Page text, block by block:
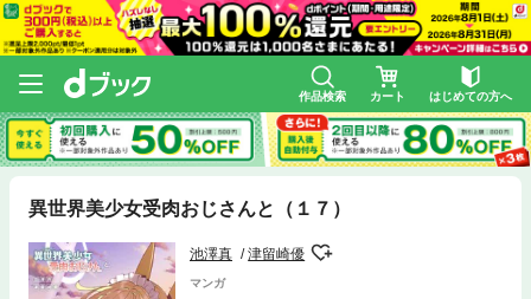
作品検索 カート はじめての方へ
異世界美少女受肉おじさんと（１７）
池澤真 津留崎優
マンガ